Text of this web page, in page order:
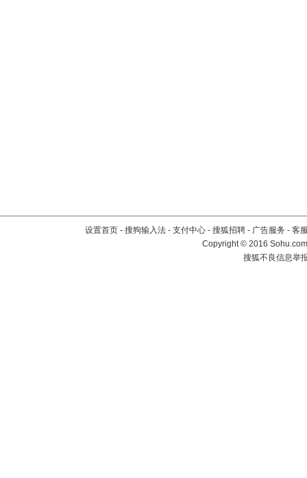
设置首页 - 搜狗输入法 - 支付中心 - 搜狐招聘 - 广告服务 - 客
Copyright©2016
搜狐不良信息举